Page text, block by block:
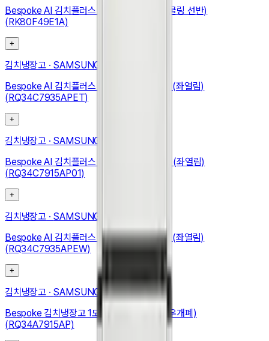
Bespoke AI 김치플러스 4도어 490L (메탈쿨링 선반)
(RK80F49E1A)
+
김치냉장고 · SAMSUNG
Bespoke AI 김치플러스 1도어 키친핏 347L (좌열림)
(RQ34C7935APET)
+
김치냉장고 · SAMSUNG
Bespoke AI 김치플러스 1도어 키친핏 348L (좌열림)
(RQ34C7915AP01)
+
김치냉장고 · SAMSUNG
Bespoke AI 김치플러스 1도어 키친핏 347L (좌열림)
(RQ34C7935APEW)
+
김치냉장고 · SAMSUNG
Bespoke 김치냉장고 1도어 348L (우힌지, 우개폐)
(RQ34A7915AP)